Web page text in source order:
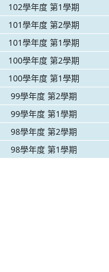
102學年度 第1學期
101學年度 第2學期
101學年度 第1學期
100學年度 第2學期
100學年度 第1學期
99學年度 第2學期
99學年度 第1學期
98學年度 第2學期
98學年度 第1學期